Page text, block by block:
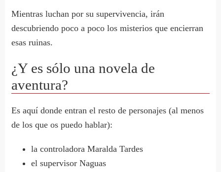
Mientras luchan por su supervivencia, irán
descubriendo poco a poco los misterios que encierran
esas ruinas.
¿Y es sólo una novela de
aventura?
Es aquí donde entran el resto de personajes (al menos
de los que os puedo hablar):
la controladora Maralda Tardes
el supervisor Naguas